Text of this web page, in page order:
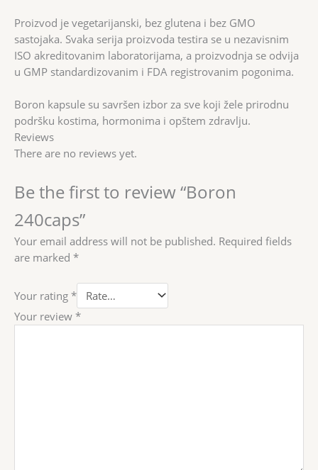
Proizvod je vegetarijanski, bez glutena i bez GMO
sastojaka. Svaka serija proizvoda testira se u nezavisnim
ISO akreditovanim laboratorijama, a proizvodnja se odvija
u GMP standardizovanim i FDA registrovanim pogonima.
Boron kapsule su savršen izbor za sve koji žele prirodnu
podršku kostima, hormonima i opštem zdravlju.
Reviews
There are no reviews yet.
Be the first to review “Boron
240caps”
Your email address will not be published. Required fields
are marked *
Your rating *
Your review *